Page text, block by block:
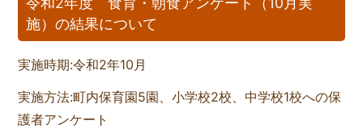
施）の結果について
実施時期:令和2年10月
実施方法:町内保育園5園、小学校2校、中学校1校への保
護者アンケート